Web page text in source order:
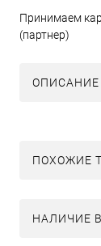
Принимаем
(партнер)
ОПИСАНИЕ
ПОХОЖИЕ
НАЛИЧИЕ